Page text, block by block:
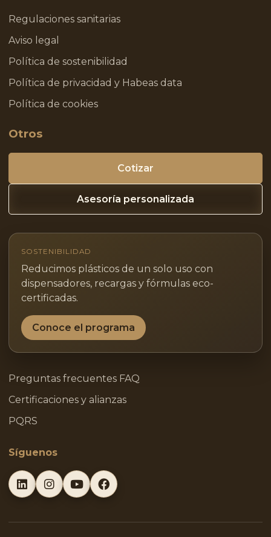
Regulaciones sanitarias
Aviso legal
Política de sostenibilidad
Política de privacidad y Habeas data
Política de cookies
Otros
Cotizar
Asesoría personalizada
SOSTENIBILIDAD
Reducimos plásticos de un solo uso con
dispensadores, recargas y fórmulas eco-
certificadas.
Conoce el programa
Preguntas frecuentes FAQ
Certificaciones y alianzas
PQRS
Síguenos